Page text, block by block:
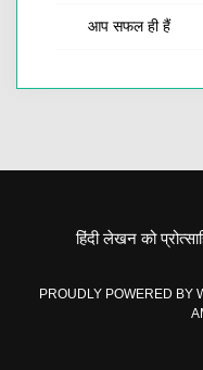
आप सफल ही हैं
हिंदी लेखन को
PROUDLY POWERED BY